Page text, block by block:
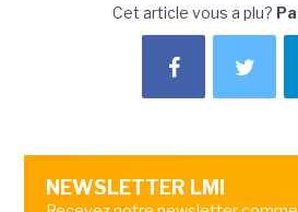
Cet article vous a plu?
NEWSLETTER LMI